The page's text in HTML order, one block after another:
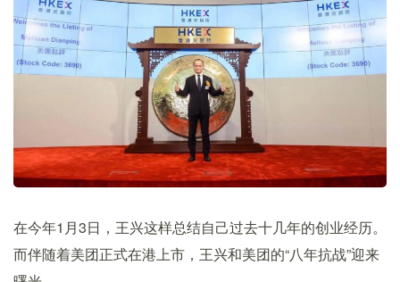
在今年1月3日，王兴这样总结自己过去十几年的创业经历。
而伴随着美团正式在港上市，王兴和美团的“八年抗战”迎来